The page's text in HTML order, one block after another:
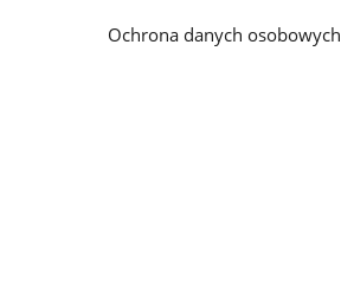
Ochrona danych osobowych